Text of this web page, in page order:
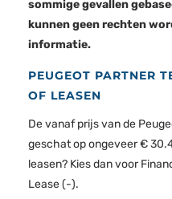
sommige gevallen
kunnen geen rechten
informatie.
PEUGEOT PARTNER
OF LEASEN
De vanaf prijs van de
geschat op ongeveer €
leasen? Kies dan voor
Lease (-).